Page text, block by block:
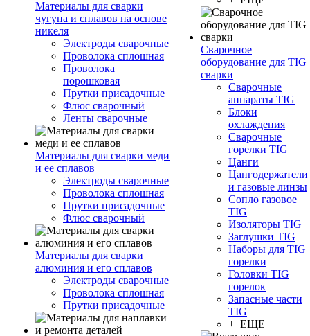
Материалы для сварки
чугуна и сплавов на основе
никеля
Электроды сварочные
Проволока сплошная
Проволока
порошковая
Прутки присадочные
Флюс сварочный
Ленты сварочные
Материалы для сварки меди
и ее сплавов
Электроды сварочные
Проволока сплошная
Прутки присадочные
Флюс сварочный
Материалы для сварки
алюминия и его сплавов
Электроды сварочные
Проволока сплошная
Прутки присадочные
Сварочное
оборудование для TIG
сварки
Сварочные
аппараты TIG
Блоки
охлаждения
Сварочные
горелки TIG
Цанги
Цангодержатели
и газовые линзы
Сопло газовое
TIG
Изоляторы TIG
Заглушки TIG
Наборы для TIG
горелки
Головки TIG
горелок
Запасные части
TIG
+ ЕЩЕ